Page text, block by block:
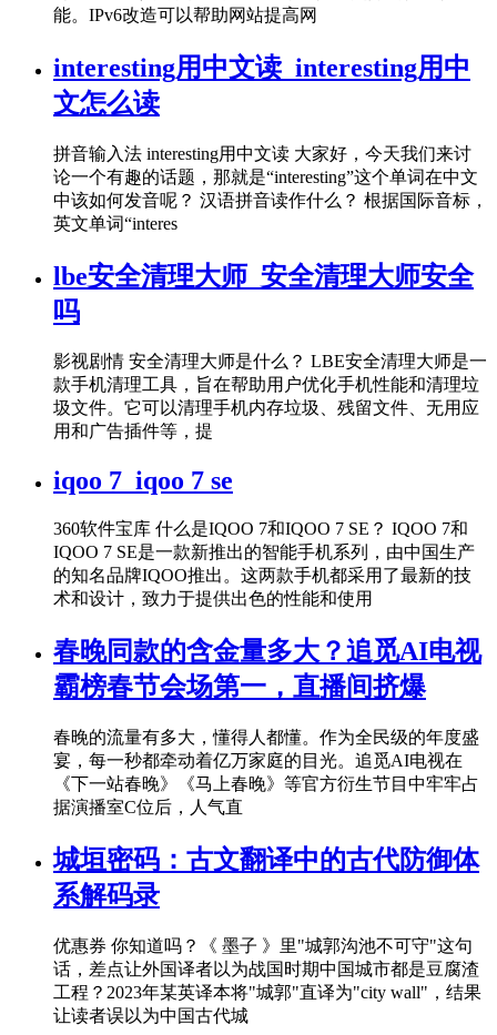
能。IPv6改造可以帮助网站提高网
interesting用中文读_interesting用中
文怎么读
拼音输入法 interesting用中文读 大家好，今天我们来讨
论一个有趣的话题，那就是“interesting”这个单词在中文
中该如何发音呢？ 汉语拼音读作什么？ 根据国际音标，
英文单词“interes
lbe安全清理大师_安全清理大师安全
吗
影视剧情 安全清理大师是什么？ LBE安全清理大师是一
款手机清理工具，旨在帮助用户优化手机性能和清理垃
圾文件。它可以清理手机内存垃圾、残留文件、无用应
用和广告插件等，提
iqoo 7_iqoo 7 se
360软件宝库 什么是IQOO 7和IQOO 7 SE？ IQOO 7和
IQOO 7 SE是一款新推出的智能手机系列，由中国生产
的知名品牌IQOO推出。这两款手机都采用了最新的技
术和设计，致力于提供出色的性能和使用
春晚同款的含金量多大？追觅AI电视
霸榜春节会场第一，直播间挤爆
春晚的流量有多大，懂得人都懂。作为全民级的年度盛
宴，每一秒都牵动着亿万家庭的目光。追觅AI电视在
《下一站春晚》《马上春晚》等官方衍生节目中牢牢占
据演播室C位后，人气直
城垣密码：古文翻译中的古代防御体
系解码录
优惠券 你知道吗？《 墨子 》里"城郭沟池不可守"这句
话，差点让外国译者以为战国时期中国城市都是豆腐渣
工程？2023年某英译本将"城郭"直译为"city wall"，结果
让读者误以为中国古代城